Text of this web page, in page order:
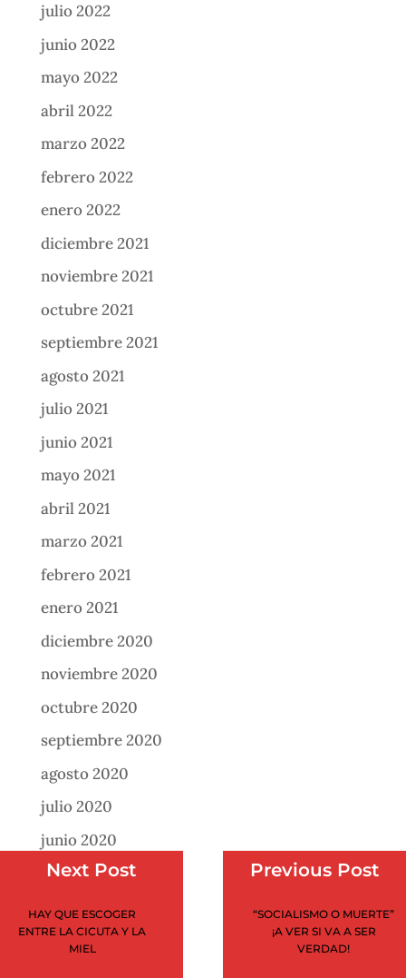
julio 2022
junio 2022
mayo 2022
abril 2022
marzo 2022
febrero 2022
enero 2022
diciembre 2021
noviembre 2021
octubre 2021
septiembre 2021
agosto 2021
julio 2021
junio 2021
mayo 2021
abril 2021
marzo 2021
febrero 2021
enero 2021
diciembre 2020
noviembre 2020
octubre 2020
septiembre 2020
agosto 2020
julio 2020
junio 2020
mayo 2020
abril 2020
marzo 2020
Previous Post
“SOCIALISMO O MUERTE”
¡A VER SI VA A SER
VERDAD!
Next Post
HAY QUE ESCOGER
ENTRE LA CICUTA Y LA
MIEL